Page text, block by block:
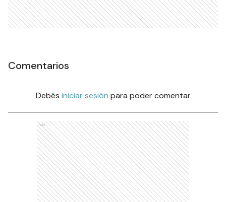
Comentarios
Debés iniciar sesión para poder comentar
Ads